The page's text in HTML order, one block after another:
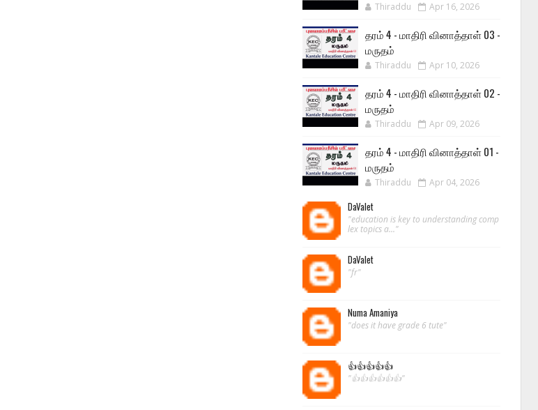
Thiraddu Apr 16, 2026
தரம் 4 - மாதிரி வினாத்தாள் 03 -
மருதம்
Thiraddu Apr 10, 2026
தரம் 4 - மாதிரி வினாத்தாள் 02 -
மருதம்
Thiraddu Apr 09, 2026
தரம் 4 - மாதிரி வினாத்தாள் 01 -
மருதம்
Thiraddu Apr 04, 2026
DaValet
"education is key to understanding comp
lex topics a..."
DaValet
"fr"
Numa Amaniya
"does it have grade 6 tute"
👍👍👍👍👍
"👍👍👍👍👍👍"